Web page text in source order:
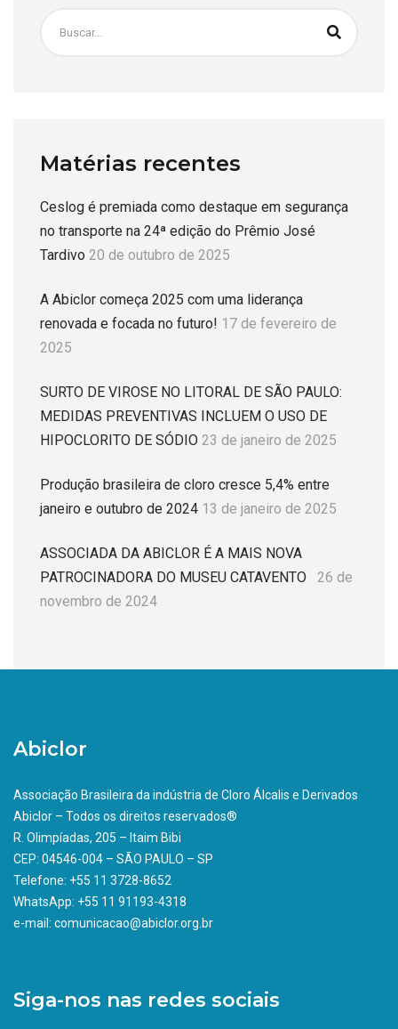
Matérias recentes
Ceslog é premiada como destaque em segurança
no transporte na 24ª edição do Prêmio José
Tardivo 20 de outubro de 2025
A Abiclor começa 2025 com uma liderança
renovada e focada no futuro! 17 de fevereiro de
2025
SURTO DE VIROSE NO LITORAL DE SÃO PAULO:
MEDIDAS PREVENTIVAS INCLUEM O USO DE
HIPOCLORITO DE SÓDIO 23 de janeiro de 2025
Produção brasileira de cloro cresce 5,4% entre
janeiro e outubro de 2024 13 de janeiro de 2025
ASSOCIADA DA ABICLOR É A MAIS NOVA
PATROCINADORA DO MUSEU CATAVENTO
26 de
novembro de 2024
Abiclor
Associação Brasileira da indústria de Cloro Álcalis e Derivados
Abiclor – Todos os direitos reservados®
R. Olimpíadas, 205 – Itaim Bibi
CEP: 04546-004 – SÃO PAULO – SP
Telefone: +55 11 3728-8652
WhatsApp: +55 11 91193-4318
e-mail: comunicacao@abiclor.org.br
Siga-nos nas redes sociais